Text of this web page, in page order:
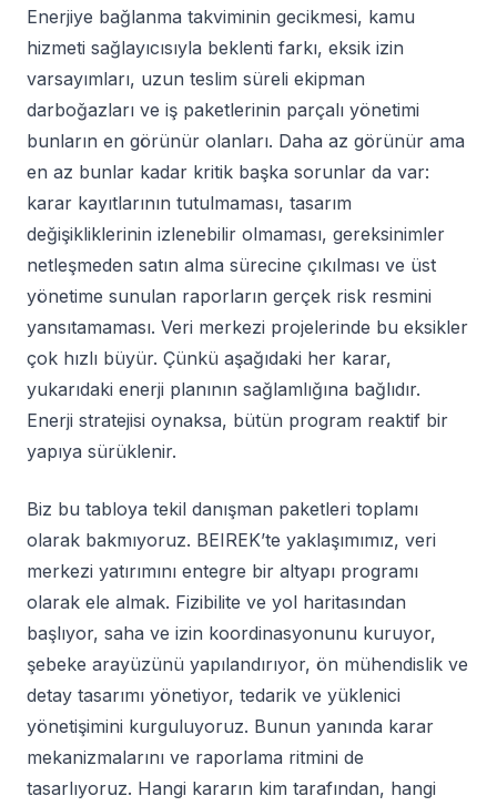
Enerjiye bağlanma takviminin gecikmesi, kamu
hizmeti sağlayıcısıyla beklenti farkı, eksik izin
varsayımları, uzun teslim süreli ekipman
darboğazları ve iş paketlerinin parçalı yönetimi
bunların en görünür olanları. Daha az görünür ama
en az bunlar kadar kritik başka sorunlar da var:
karar kayıtlarının tutulmaması, tasarım
değişikliklerinin izlenebilir olmaması, gereksinimler
netleşmeden satın alma sürecine çıkılması ve üst
yönetime sunulan raporların gerçek risk resmini
yansıtamaması. Veri merkezi projelerinde bu eksikler
çok hızlı büyür. Çünkü aşağıdaki her karar,
yukarıdaki enerji planının sağlamlığına bağlıdır.
Enerji stratejisi oynaksa, bütün program reaktif bir
yapıya sürüklenir.
Biz bu tabloya tekil danışman paketleri toplamı
olarak bakmıyoruz. BEIREK’te yaklaşımımız, veri
merkezi yatırımını entegre bir altyapı programı
olarak ele almak. Fizibilite ve yol haritasından
başlıyor, saha ve izin koordinasyonunu kuruyor,
şebeke arayüzünü yapılandırıyor, ön mühendislik ve
detay tasarımı yönetiyor, tedarik ve yüklenici
yönetişimini kurguluyoruz. Bunun yanında karar
mekanizmalarını ve raporlama ritmini de
tasarlıyoruz. Hangi kararın kim tarafından, hangi